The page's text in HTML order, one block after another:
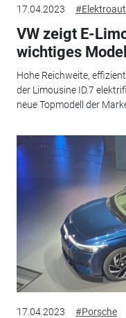
17.04.2023
VW zeigt E-
wichtiges
Hohe Reichweite,
der Limousine ID.7
neue Topmodell der
17.04.2023 #Porsche